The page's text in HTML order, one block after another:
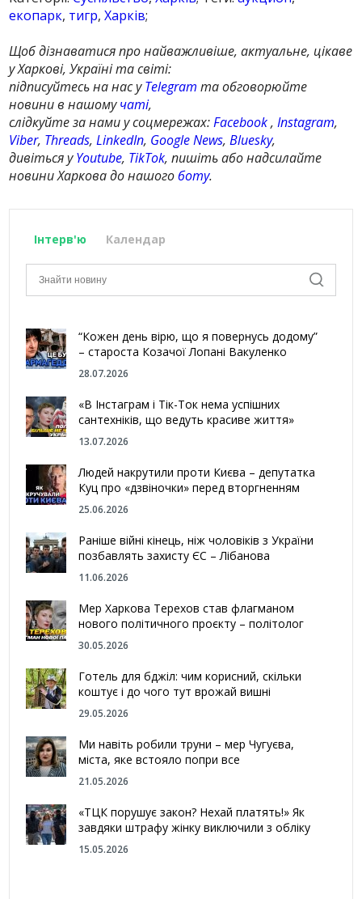
екопарк, тигр,Харків;
Щоб дізнаватися про найважливіше, актуальне, цікаве
у Харкові, Україні та світі:
підписуйтесь на нас уTelegram та обговорюйте
новини в нашомучаті,
слідкуйте за нами у соцмережах:Facebook,Instagram,
Viber, Threads,LinkedIn, Google News,Bluesky,
дивіться уYoutube, TikTok, пишіть або надсилайте
новини Харкова до нашогоботу.
Інтерв'ю Календар
“Кожен день вірю, що я повернусь додому”
– староста Козачої Лопані Вакуленко
28.07.2026
«В Інстаграм і Тік-Ток нема успішних
сантехніків, що ведуть красиве життя»
13.07.2026
Людей накрутили проти Києва – депутатка
Куц про «дзвіночки» перед вторгненням
25.06.2026
Раніше війні кінець, ніж чоловіків з України
позбавлять захисту ЄС – Лібанова
11.06.2026
Мер Харкова Терехов став флагманом
нового політичного проєкту – політолог
30.05.2026
Готель для бджіл: чим корисний, скільки
коштує і до чого тут врожай вишні
29.05.2026
Ми навіть робили труни – мер Чугуєва,
міста, яке встояло попри все
21.05.2026
«ТЦК порушує закон? Нехай платять!» Як
завдяки штрафу жінку виключили з обліку
15.05.2026